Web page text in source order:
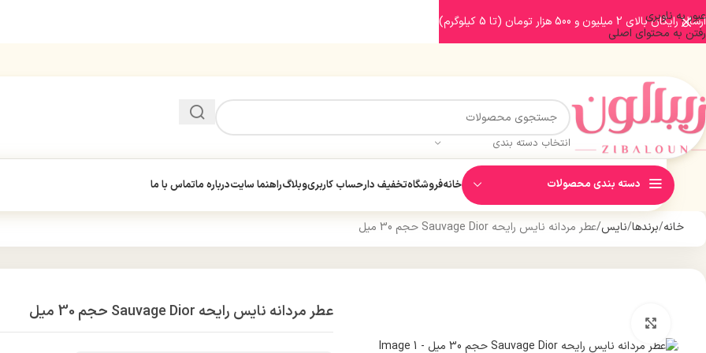
عبور به ناوبری
رفتن به محتوای اصلی
انتخاب دسته بندی
دسته بندی محصولات خانهفروشگاهتخفیف دارحساب کاربریوبلاگراهنما سایتدرباره ماتماس با ما
خانه برندها نایس عطر مردانه نایس رایحه Sauvage Dior حجم 30 میل
عطر مردانه نایس رایحه Sauvage Dior حجم 30 میل
ارسال رایگان بالای 2 میلیون و 500 هزار تومان (تا 5 کیلوگرم)